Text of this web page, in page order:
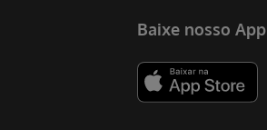
Baixe nosso App